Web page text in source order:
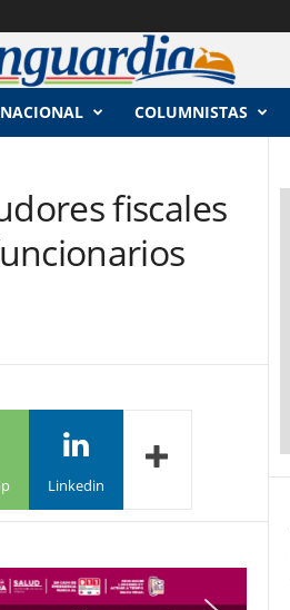
COLUMNISTAS
fiscales
Linkedin